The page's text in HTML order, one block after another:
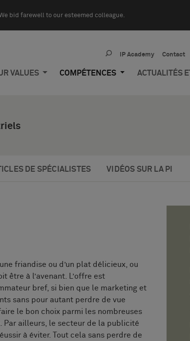
bid farewell to our esteemed colleague.
IP Academy Contact
VALUES COMPÉTENCES ACTUALITÉS
DE SPÉCIALISTES VIDÉOS SUR LA PI
friandise ou d’un plat délicieux, ou
être à l’avenant. L’offre est
bref, si bien que le marketing et
sans pour autant perdre de vue
le bon choix parmi les nombreuses
ailleurs, le secteur de la publicité
à éviter. Tout cela sans perdre de